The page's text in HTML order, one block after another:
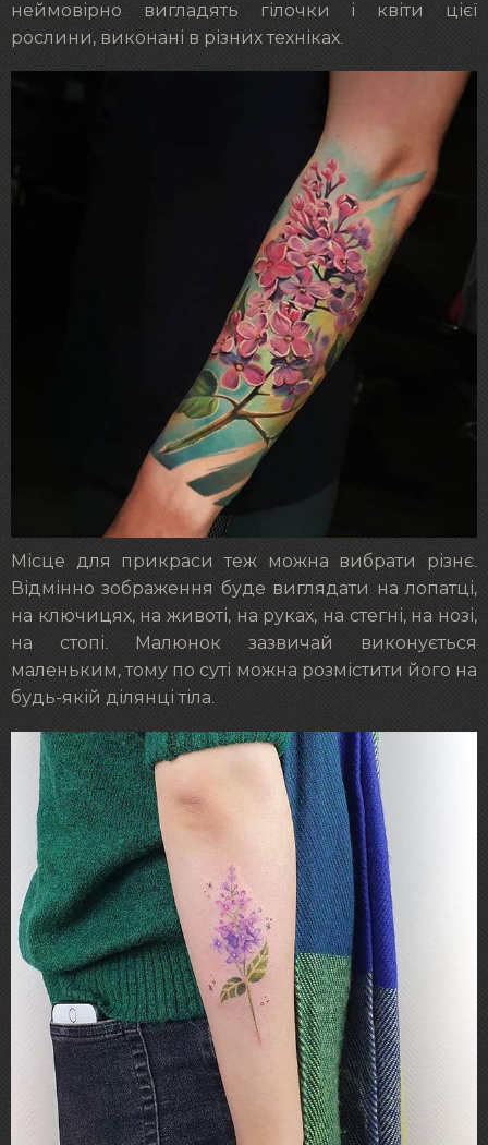
неймовірно вигладять гілочки і квіти цієї
рослини, виконані в різних техніках.
Місце для прикраси теж можна вибрати різнє.
Відмінно зображення буде виглядати на лопатці,
на ключицях, на животі, на руках, на стегні, на нозі,
на стопі. Малюнок зазвичай виконується
маленьким, тому по суті можна розмістити його на
будь-якій ділянці тіла.